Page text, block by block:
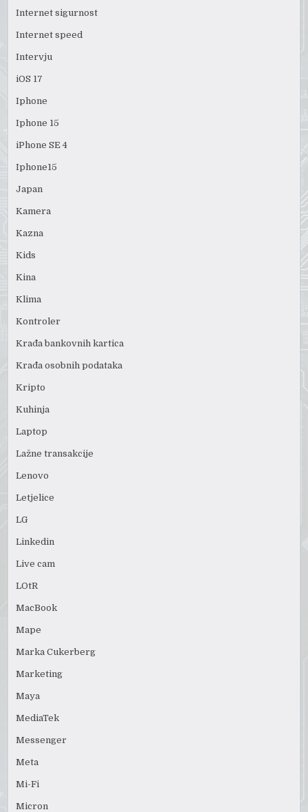
Internet sigurnost
Internet speed
Intervju
iOS 17
Iphone
Iphone 15
iPhone SE 4
Iphone15
Japan
Kamera
Kazna
Kids
Kina
Klima
Kontroler
Krađa bankovnih kartica
Krađa osobnih podataka
Kripto
Kuhinja
Laptop
Lažne transakcije
Lenovo
Letjelice
LG
Linkedin
Live cam
LOtR
MacBook
Mape
Marka Cukerberg
Marketing
Maya
MediaTek
Messenger
Meta
Mi-Fi
Micron